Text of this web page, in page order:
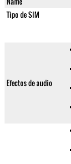
Tipo de SIM
Efectos de audio